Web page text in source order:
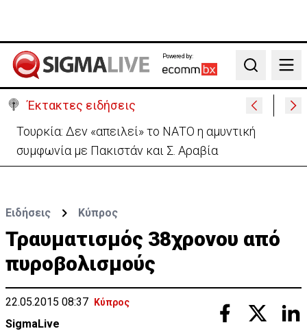
Powered by:
Search
Έκτακτες ειδήσεις
Τουρκία: Δεν «απειλεί» το ΝΑΤΟ η αμυντική
συμφωνία με Πακιστάν και Σ. Αραβία
Ειδήσεις Κύπρος
Τραυματισμός 38χρονου από
πυροβολισμούς
22.05.2015 08:37 Κύπρος
SigmaLive